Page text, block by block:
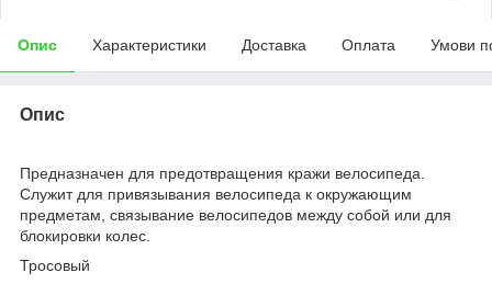
Опис Характеристики Доставка Оплата Умови
Опис
Предназначен для предотвращения кражи велосипеда.
Служит для привязывания велосипеда к окружающим
предметам, связывание велосипедов между собой или для
блокировки колес.
Тросовый